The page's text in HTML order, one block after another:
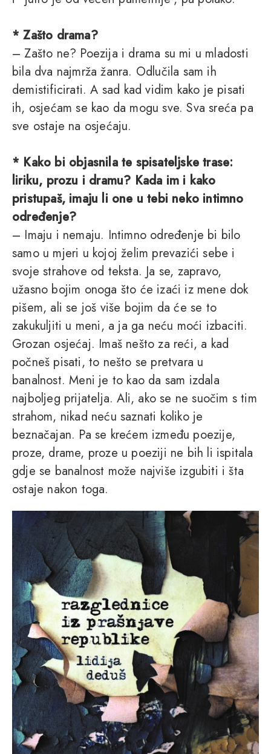
* Zašto drama?
– Zašto ne? Poezija i drama su mi u mladosti
bila dva najmrža žanra. Odlučila sam ih
demistificirati. A sad kad vidim kako je pisati
ih, osjećam se kao da mogu sve. Sva sreća pa
sve ostaje na osjećaju.
* Kako bi objasnila te spisateljske trase:
liriku, prozu i dramu? Kada im i kako
pristupaš, imaju li one u tebi neko intimno
određenje?
– Imaju i nemaju. Intimno određenje bi bilo
samo u mjeri u kojoj želim prevazići sebe i
svoje strahove od teksta. Ja se, zapravo,
užasno bojim onoga što će izaći iz mene dok
pišem, ali se još više bojim da će se to
zakukuljiti u meni, a ja ga neću moći izbaciti.
Grozan osjećaj. Imaš nešto za reći, a kad
počneš pisati, to nešto se pretvara u
banalnost. Meni je to kao da sam izdala
najboljeg prijatelja. Ali, ako se ne suočim s tim
strahom, nikad neću saznati koliko je
beznačajan. Pa se krećem između poezije,
proze, drame, proze u poeziji ne bih li ispitala
gdje se banalnost može najviše izgubiti i šta
ostaje nakon toga.